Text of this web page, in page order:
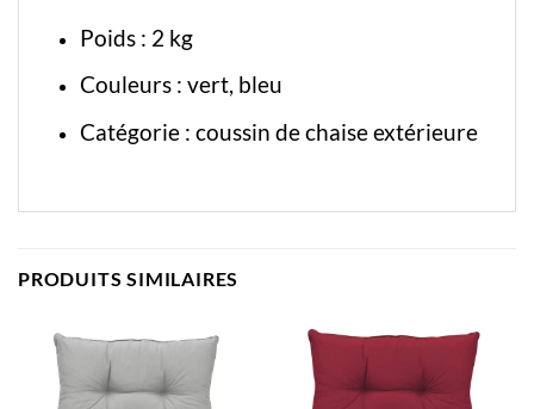
Poids : 2 kg
Couleurs : vert, bleu
Catégorie : coussin de chaise extérieure
PRODUITS SIMILAIRES